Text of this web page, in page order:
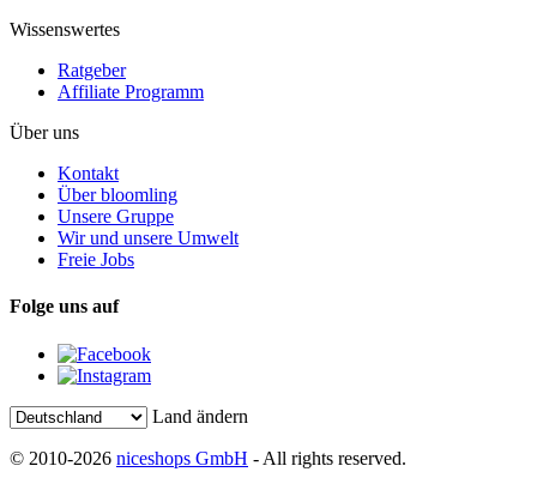
Wissenswertes
Ratgeber
Affiliate Programm
Über uns
Kontakt
Über bloomling
Unsere Gruppe
Wir und unsere Umwelt
Freie Jobs
Folge uns auf
Land ändern
© 2010-2026 niceshops GmbH - All rights reserved.